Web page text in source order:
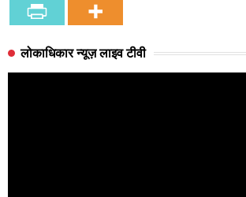
लोकाधिकार न्यूज़ लाइव टीवी